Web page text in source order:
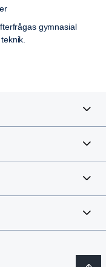
gymnasial